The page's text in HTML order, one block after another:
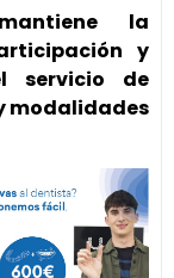
la
y
servicio de
modalidades